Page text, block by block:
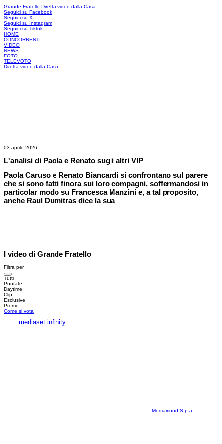
Grande Fratello Diretta video dalla Casa
Seguici su Facebook
Seguici su X
Seguici su Instagram
Seguici su Tiktok
HOME
CONCORRENTI
VIDEO
NEWS
FOTO
TELEVOTO
Diretta video dalla Casa
03 aprile 2026
L'analisi di Paola e Renato sugli altri VIP
Paola Caruso e Renato Biancardi si confrontano sul parere
che si sono fatti finora sui loro compagni, soffermandosi in
particolar modo su Francesca Manzini e, a tal proposito,
anche Raul Dumitras dice la sua
I video di Grande Fratello
Filtra per
Tutti
Puntate
Daytime
Clip
Esclusive
Promo
Come si vota
mediaset infinity
Mediamond S.p.a.